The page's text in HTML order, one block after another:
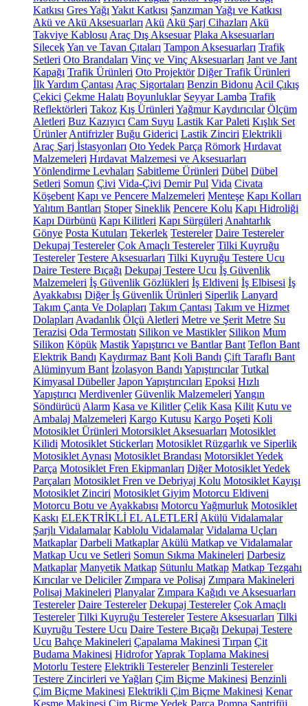
Katkısı Gres Yağı Yakıt Katkısı Şanzıman Yağı ve Katkısı
Akü ve Akü Aksesuarları Akü Akü Şarj Cihazları Akü
Takviye Kablosu Araç Dış Aksesuar Plaka Aksesuarları
SilecekYan ve Tavan Çıtaları Tampon Aksesuarları Trafik
Setleri Oto Brandaları Vinç ve Vinç Aksesuarları Jant ve Jant
Kapağı Trafik Ürünleri Oto Projektör Diğer Trafik Ürünleri
İlk Yardım Çantası Araç Sigortaları Benzin Bidonu Acil Çıkış
Çekici Çekme Halatı Boyunluklar Seyyar Lamba Trafik
Reflektörleri Takoz Kış Ürünleri Yağmur Kaydırıcılar Ölçüm
Aletleri Buz Kazıyıcı Cam Suyu Lastik Kar Paleti Kışlık Set
Ürünler Antifrizler Buğu Giderici Lastik Zinciri Elektrikli
Araç Şarj İstasyonları Oto Yedek Parça Römork Hırdavat
Malzemeleri Hırdavat Malzemesi ve Aksesuarları
Yönlendirme Levhaları Sabitleme Ürünleri Dübel Dübel
Setleri Somun Çivi Vida-Çivi Demir Pul Vida Civata
Köşebent Kapı ve Pencere Malzemeleri Menteşe Kapı Kolları
Yalıtım Bantları Stoper Sineklik Pencere Kolu Kapı Hidroliği
Kapı Dürbünü Kapı Kilitleri Kapı Sürgüleri Anahtarlık
Gönye Posta Kutuları Tekerlek Testereler Daire Testereler
Dekupaj Testereler Çok Amaçlı Testereler Tilki Kuyruğu
Testereler Testere Aksesuarları Tilki Kuyruğu Testere Ucu
Daire Testere Bıçağı Dekupaj Testere Ucu İş Güvenlik
Malzemeleri İş Güvenlik Gözlükleri İş Eldiveni İş Elbisesi İş
Ayakkabısı Diğer İş Güvenlik Ürünleri Siperlik Lanyard
Takım Çanta Ve Dolapları Takım Çantası Takım ve Hizmet
Dolapları Avadanlık Ölçü Aletleri Metre ve Şerit Metre Su
Terazisi Oda Termostatı Silikon ve Mastikler Silikon Mum
Silikon Köpük MastikYapıştırıcı ve Bantlar Bant Teflon Bant
Elektrik Bandı Kaydırmaz Bant Koli Bandı Çift Taraflı Bant
Alüminyum Bant İzolasyon Bandı Yapıştırıcılar Tutkal
Kimyasal Dübeller Japon Yapıştırıcıları Epoksi Hızlı
Yapıştırıcı Merdivenler Güvenlik Malzemeleri Yangın
Söndürücü Alarm Kasa ve Kilitler Çelik Kasa Kilit Kutu ve
Ambalaj Malzemeleri Kargo Kutusu Kargo Poşeti Koli
Motosiklet Ürünleri Motorsiklet Aksesuarları Motosiklet
Kilidi Motosiklet Stickerları Motosiklet Rüzgarlık ve Siperlik
Motosiklet Aynası Motosiklet Brandası Motorsiklet Yedek
Parça Motosiklet Fren Ekipmanları Diğer Motosiklet Yedek
Parçaları Motosiklet Fren ve Debriyaj Kolu Motosiklet Kayışı
Motosiklet Zinciri Motosiklet Giyim Motorcu Eldiveni
Motorcu Botu ve Ayakkabısı Motorcu Yağmurluk Motosiklet
Kaskı ELEKTRİKLİ EL ALETLERİ Akülü Vidalamalar
Şarjlı Vidalamalar Kablolu Vidalamalar Vidalama Uçları
Matkaplar Darbeli Matkaplar Akülü Matkap ve Vidalamalar
Matkap Ucu ve Setleri Somun Sıkma Makineleri Darbesiz
Matkaplar Manyetik Matkap Sütunlu Matkap Matkap Tezgahı
Kırıcılar ve Deliciler Zımpara ve Polisaj Zımpara Makineleri
Polisaj Makineleri Planyalar Zımpara Kağıdı ve Aksesuarları
Testereler Daire Testereler Dekupaj Testereler Çok Amaçlı
Testereler Tilki Kuyruğu Testereler Testere Aksesuarları Tilki
Kuyruğu Testere Ucu Daire Testere Bıçağı Dekupaj Testere
Ucu Bahçe Makineleri Çapalama Makinesi Tırpan Çit
Budama Makinesi HidroforYaprak Toplama Makinesi
Motorlu Testere Elektrikli Testereler Benzinli Testereler
Testere Zincirleri ve Yağları Çim Biçme Makinesi Benzinli
Çim Biçme Makinesi Elektrikli Çim Biçme Makinesi Kenar
Kesme Makinesi Çim Biçme Yedek Parça Pompa Santrifüj